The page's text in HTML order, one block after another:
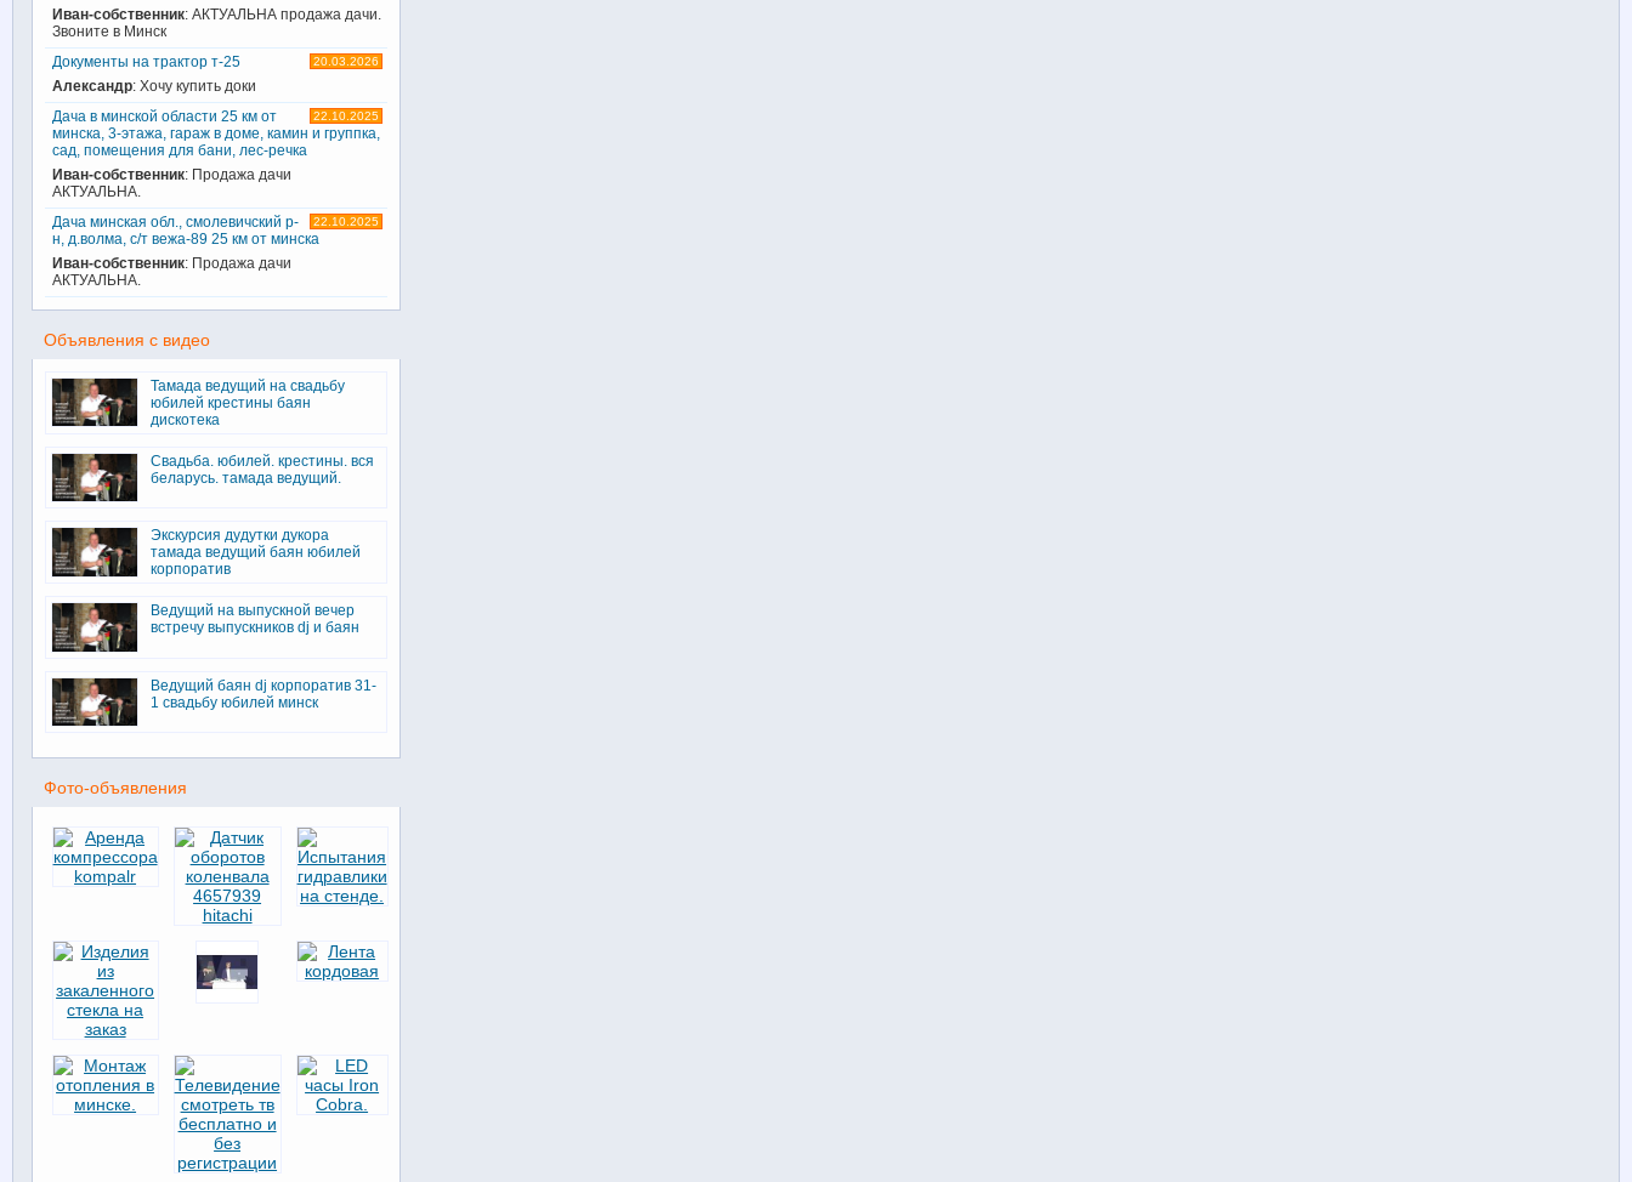
Иван-собственник: АКТУАЛЬНА продажа дачи.
Звоните в Минск
20.03.2026
Документы на трактор т-25
Александр: Хочу купить доки
22.10.2025
Дача в минской области 25 км от
минска, 3-этажа, гараж в доме, камин и группка,
сад, помещения для бани, лес-речка
Иван-собственник: Продажа дачи
АКТУАЛЬНА.
22.10.2025
Дача минская обл., смолевичский р-
н, д.волма, с/т вежа-89 25 км от минска
Иван-собственник: Продажа дачи
АКТУАЛЬНА.
Объявления с видео
Тамада ведущий на свадьбу
юбилей крестины баян
дискотека
Свадьба. юбилей. крестины. вся
беларусь. тамада ведущий.
Экскурсия дудутки дукора
тамада ведущий баян юбилей
корпоратив
Ведущий на выпускной вечер
встречу выпускников dj и баян
Ведущий баян dj корпоратив 31-
1 свадьбу юбилей минск
Фото-объявления